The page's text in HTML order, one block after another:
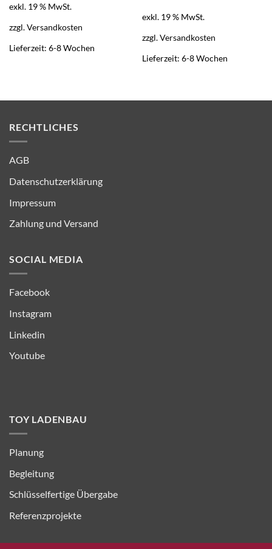
exkl. 19 % MwSt.
zzgl.Versandkosten
Lieferzeit: 6-8 Wochen
exkl. 19 % MwSt.
zzgl.Versandkosten
Lieferzeit: 6-8 Wochen
RECHTLICHES
AGB
Datenschutzerklärung
Impressum
Zahlung und Versand
SOCIAL MEDIA
Facebook
Instagram
Linkedin
Youtube
TOY LADENBAU
Planung
Begleitung
Schlüsselfertige Übergabe
Referenzprojekte